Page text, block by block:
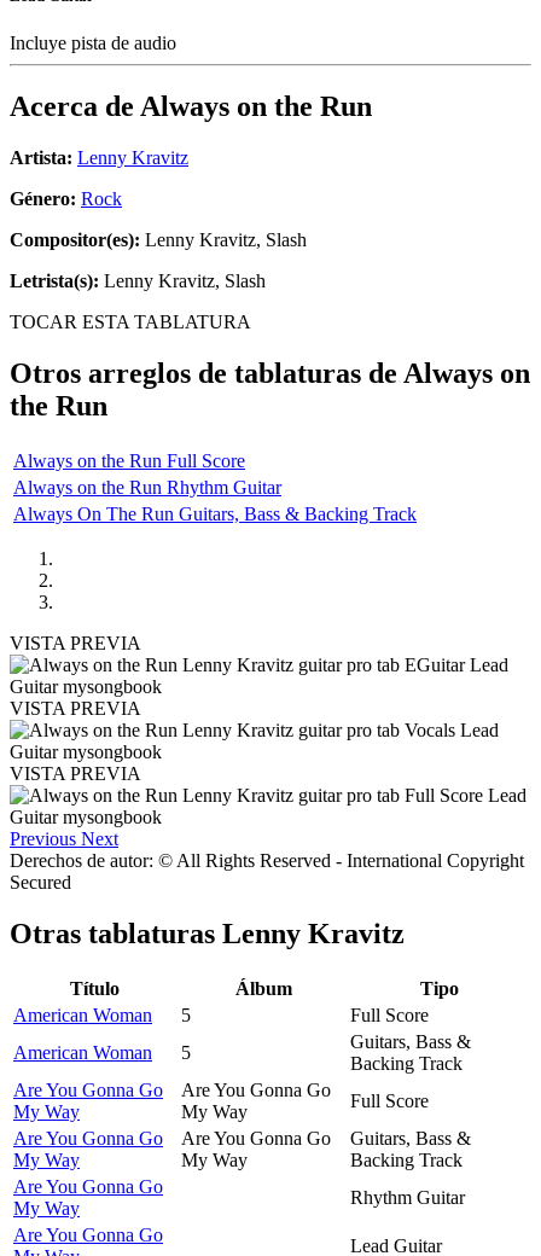
Incluye pista de audio
Acerca de Always on the Run
Artista: Lenny Kravitz
Género: Rock
Compositor(es): Lenny Kravitz, Slash
Letrista(s): Lenny Kravitz, Slash
TOCAR ESTA TABLATURA
Otros arreglos de tablaturas de Always on
the Run
Always on the Run Full Score
Always on the Run Rhythm Guitar
Always On The Run Guitars, Bass & Backing Track
VISTA PREVIA
VISTA PREVIA
VISTA PREVIA
Previous Next
Derechos de autor: © All Rights Reserved - International Copyright
Secured
Otras tablaturas Lenny Kravitz
Título Álbum
Tipo
American Woman
5
Full Score
American Woman
5
Guitars, Bass &
Backing Track
Are You Gonna Go
My Way
Are You Gonna Go
My Way
Full Score
Are You Gonna Go
My Way
Are You Gonna Go
My Way
Guitars, Bass &
Backing Track
Are You Gonna Go
My Way
Rhythm Guitar
Are You Gonna Go
Lead Guitar